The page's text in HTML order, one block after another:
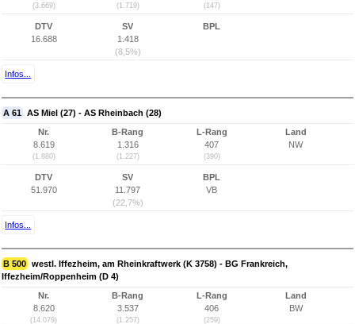
(3.669) (1.719) (147)
DTV
16.688
SV
1.418
(8,5%)
BPL
Infos...
A 61 AS Miel (27) - AS Rheinbach (28)
Nr.
8.619
(1.880)
B-Rang
1.316
(1.227)
L-Rang
407
(390)
Land
NW
DTV
51.970
SV
11.797
(22,7%)
BPL
VB
Infos...
B 500 westl. Iffezheim, am Rheinkraftwerk (K 3758) - BG Frankreich,
Iffezheim/Roppenheim (D 4)
Nr.
8.620
(14.079)
B-Rang
3.537
(1.257)
L-Rang
406
(259)
Land
BW